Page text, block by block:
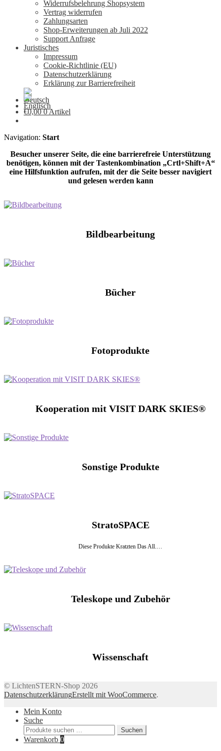
Widerrufsbelehrung Shopsystem
Vertrag widerrufen
Zahlungsarten
Shop-Erweiterungen ab Juli 2022
Support Anfrage
Juristisches
Impressum
Cookie-Richtlinie (EU)
Datenschutzerklärung
Erklärung zur Barrierefreiheit
€0,00 0 Artikel
Navigation: Start
Besucher unserer Seite, die eine barrierefreie Unterstützung
benötigen, können mit der Tastenkombination „Crtl+Shift+A“
eine Hilfsfunktion aufrufen, mit der die Seite besser navigiert
und gelesen werden kann
Bildbearbeitung
Bücher
Fotoprodukte
Kooperation mit VISIT DARK SKIES®
Sonstige Produkte
StratoSPACE
Diese Produkte Kratzten Das All.…
Teleskope und Zubehör
Wissenschaft
© LichtenSTERN-Shop 2026
DatenschutzerklärungErstellt mit WooCommerce.
Mein Konto
Suche
Suchen
nach:
Suchen
Warenkorb 0